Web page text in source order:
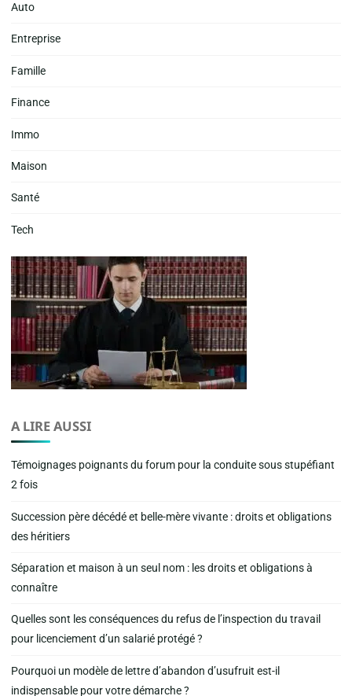
Auto
Entreprise
Famille
Finance
Immo
Maison
Santé
Tech
A LIRE AUSSI
Témoignages poignants du forum pour la conduite sous stupéfiant
2 fois
Succession père décédé et belle-mère vivante : droits et obligations
des héritiers
Séparation et maison à un seul nom : les droits et obligations à
connaître
Quelles sont les conséquences du refus de l’inspection du travail
pour licenciement d’un salarié protégé ?
Pourquoi un modèle de lettre d’abandon d’usufruit est-il
indispensable pour votre démarche ?